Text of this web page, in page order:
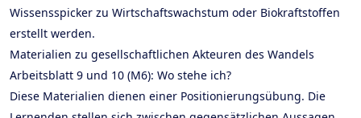
Wissensspicker zu Wirtschaftswachstum oder Biokraftstoffen
erstellt werden.
Materialien zu gesellschaftlichen Akteuren des Wandels
Arbeitsblatt 9 und 10 (M6): Wo stehe ich?
Diese Materialien dienen einer Positionierungsübung. Die